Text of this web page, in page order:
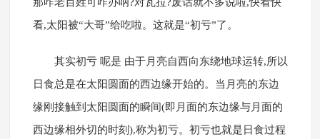
看,太阳被“大哥”给吃啦。这就是“初亏”了。
其实初亏 呢是 由于月亮自西向东绕地球运转,所以
日食总是在太阳圆面的西边缘开始的。当月亮的东边
缘刚接触到太阳圆面的瞬间(即月面的东边缘与月面的
西边缘相外切的时刻),称为初亏。初亏也就是日食过程